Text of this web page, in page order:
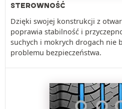
STEROWNOŚĆ
Dzięki swojej konstrukcji z
poprawia stabilność i
suchych i mokrych drogach nie
problemu bezpieczeństwa.